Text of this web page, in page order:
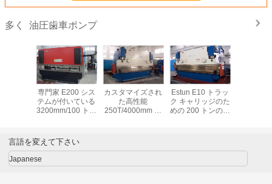
多く 油圧歯車ポンプ
専門家 E200 シス
テムが付いている
3200mm/100 トン
カスタマイズされ
た高性能
250T/4000mm の
Estun E10 トラッ
ク キャリッジのた
めの 200 トンの出
言語を変えて下さい
Japanese